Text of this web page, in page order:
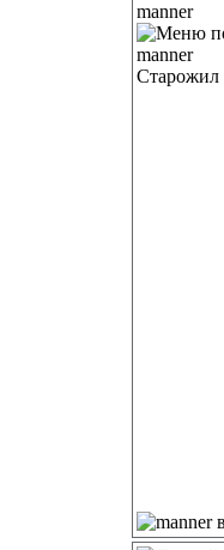
manner
Старожил